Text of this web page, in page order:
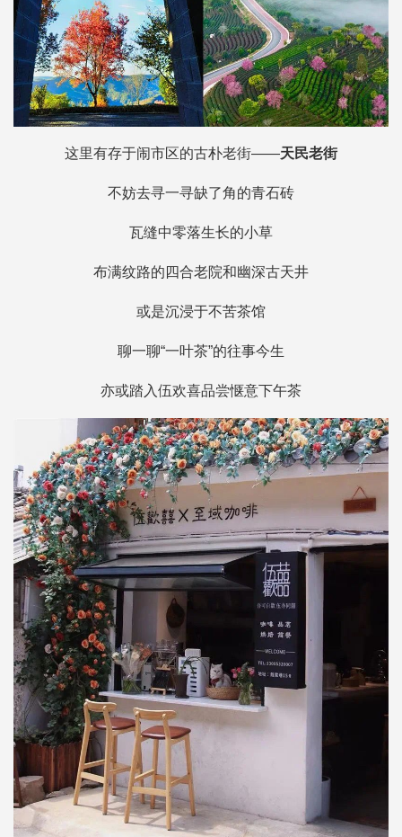
这里有存于闹市区的古朴老街——天民老街
不妨去寻一寻缺了角的青石砖
瓦缝中零落生长的小草
布满纹路的四合老院和幽深古天井
或是沉浸于不苦茶馆
聊一聊“一叶茶”的往事今生
亦或踏入伍欢喜品尝惬意下午茶